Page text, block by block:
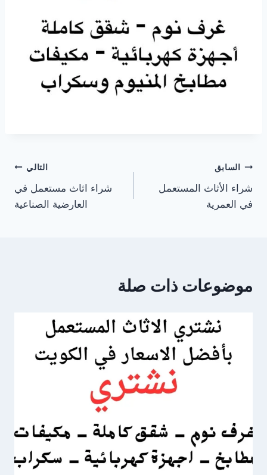
تصفّح
المقالات
السابق
شراء الأثاث المستعمل
في العمرية
التالي
شراء اثاث مستعمل في
العارضية الصناعية
موضوعات ذات صلة